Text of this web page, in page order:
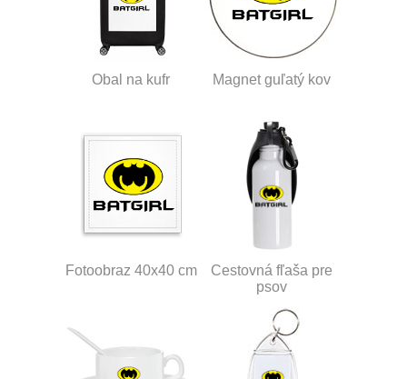
Obal na kufr Magnet guľatý kov
Fotoobraz 40x40 cm
Cestovná fľaša pre
psov